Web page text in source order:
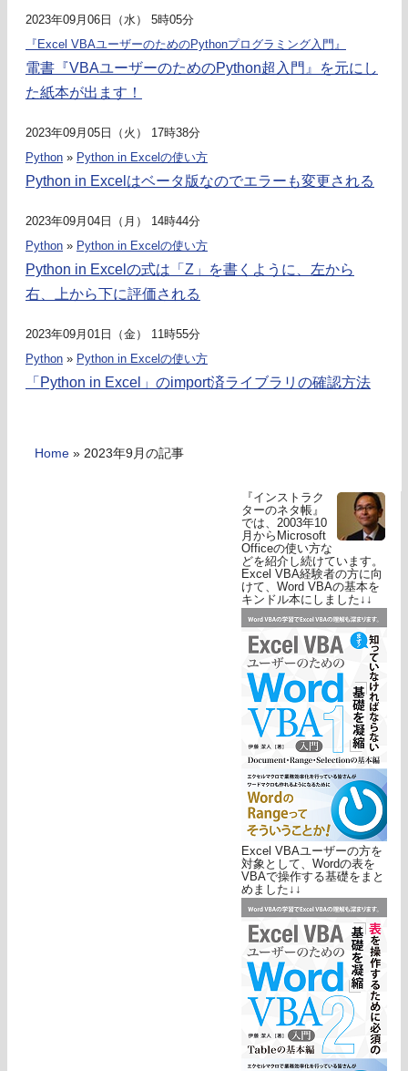
2023年09月06日（水） 5時05分
『Excel VBAユーザーのためのPythonプログラミング入門』
電書『VBAユーザーのためのPython超入門』を元にし
た紙本が出ます！
2023年09月05日（火） 17時38分
Python » Python in Excelの使い方
Python in Excelはベータ版なのでエラーも変更される
2023年09月04日（月） 14時44分
Python » Python in Excelの使い方
Python in Excelの式は「Z」を書くように、左から
右、上から下に評価される
2023年09月01日（金） 11時55分
Python » Python in Excelの使い方
「Python in Excel」のimport済ライブラリの確認方法
Home » 2023年9月の記事
『インストラク
ターのネタ帳』
では、2003年10
月からMicrosoft
Officeの使い方な
どを紹介し続けています。
Excel VBA経験者の方に向
けて、Word VBAの基本を
キンドル本にしました↓↓
Excel VBAユーザーの方を
対象として、Wordの表を
VBAで操作する基礎をまと
めました↓↓